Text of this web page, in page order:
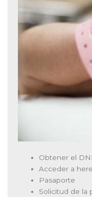
Obtener el DNI
Acceder a
Pasaporte
Solicitud de la